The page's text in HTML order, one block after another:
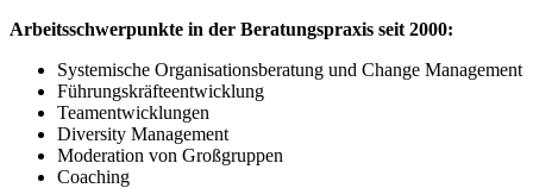
Arbeitsschwerpunkte in der Beratungspraxis seit 2000:
Systemische Organisationsberatung und Change Management
Führungs­kräfteentwicklung
Teamentwicklungen
Diversity Management
Moderation von Großgruppen
Coaching